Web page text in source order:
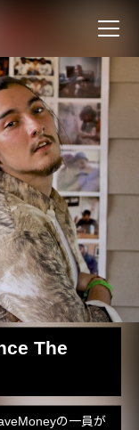
The
の一員が